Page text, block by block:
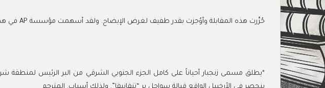
حُرِّرت هذه المقابلة وأوُجزت بقدر طفيف لغرض الإيضاح. ولقد أسهمت مؤسسة AP في هذا التقرير.
*يطلق مسمى زنجبار أحياناً على كامل الجزء الجنوبي الشرقي من البر الرئيس لمنطقة شرق